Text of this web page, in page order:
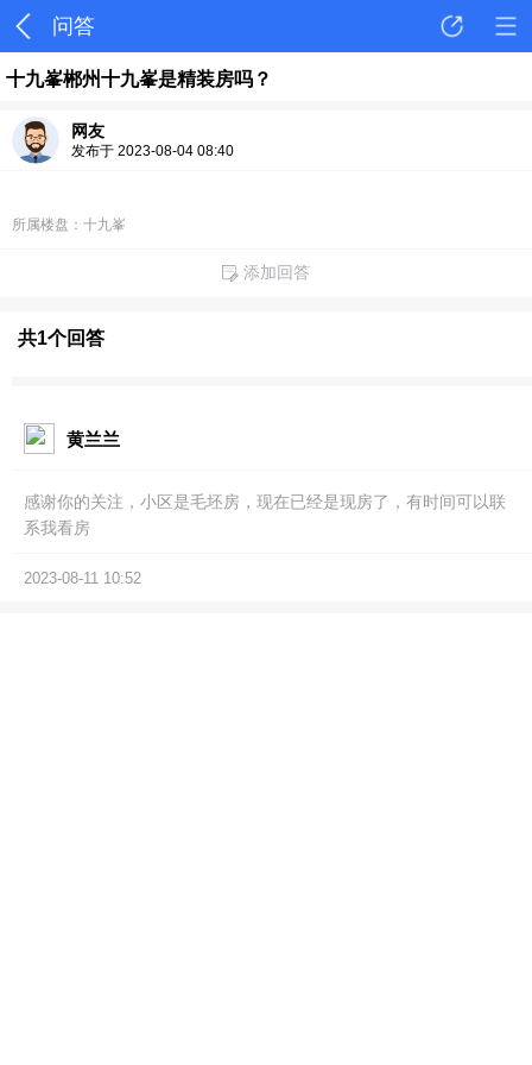
问答
十九峯郴州十九峯是精装房吗？
网友
发布于 2023-08-04 08:40
所属楼盘：十九峯
添加回答
共1个回答
黄兰兰
感谢你的关注，小区是毛坯房，现在已经是现房了，有时间可以联
系我看房
2023-08-11 10:52